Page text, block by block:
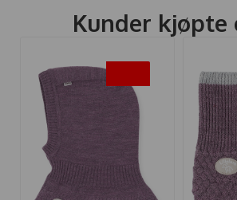
Kunder kjøpte